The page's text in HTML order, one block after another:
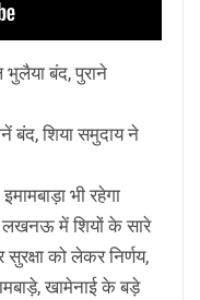
भुलैया बंद, पुराने
बंद, शिया समुदाय ने
भी रहेगा
लखनऊ में शियों के सारे
को लेकर निर्णय,
खामेनाई के बड़े